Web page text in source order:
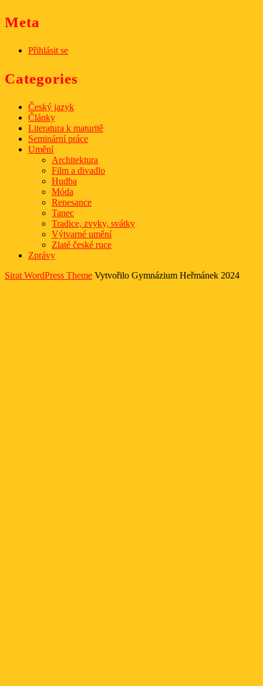
Meta
Přihlásit se
Categories
Český jazyk
Články
Literatura k maturitě
Seminární práce
Umění
Architektura
Film a divadlo
Hudba
Móda
Renesance
Tanec
Tradice, zvyky, svátky
Výtvarné umění
Zlaté české ruce
Zprávy
Sirat WordPress Theme Vytvořilo Gymnázium Heřmánek 2024